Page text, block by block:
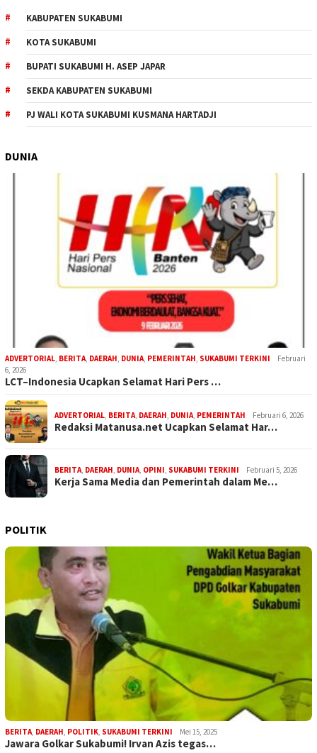
KABUPATEN SUKABUMI
KOTA SUKABUMI
BUPATI SUKABUMI H. ASEP JAPAR
SEKDA KABUPATEN SUKABUMI
PJ WALI KOTA SUKABUMI KUSMANA HARTADJI
DUNIA
ADVERTORIAL, BERITA, DAERAH, DUNIA, PEMERINTAH, SUKABUMI TERKINI
Februari
6, 2026
LCT–Indonesia Ucapkan Selamat Hari Pers …
ADVERTORIAL, BERITA, DAERAH, DUNIA, PEMERINTAH Februari 6, 2026
Redaksi Matanusa.net Ucapkan Selamat Har…
BERITA, DAERAH, DUNIA, OPINI, SUKABUMI TERKINI Februari 5, 2026
Kerja Sama Media dan Pemerintah dalam Me…
POLITIK
BERITA, DAERAH, POLITIK, SUKABUMI TERKINI Mei 15, 2025
Jawara Golkar Sukabumi! Irvan Azis tegas…